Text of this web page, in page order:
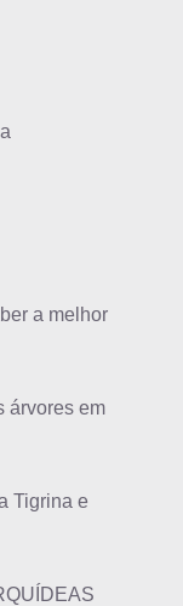
a melhor
árvores em
Tigrina e